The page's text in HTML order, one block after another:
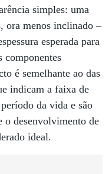
simples: uma
ora menos inclinado –
esperada para
componentes
é semelhante ao das
indicam a faixa de
da vida e são
o desenvolvimento de
ideal.